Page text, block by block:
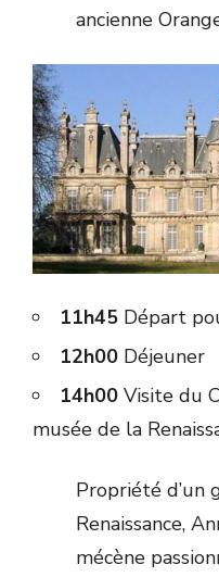
ancienne
11h45 Départ
12h00 Déjeuner
14h00 Visite du
musée de la
Propriété d’un
Renaissance,
mécène